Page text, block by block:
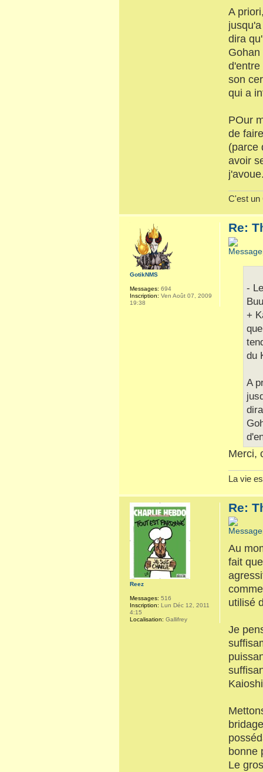
A
dira
d'entre
son
qui a
POur
de
(parce
avoir
C'est un
Re:
-
+
du
A
Merci,
La vie
GotikNMS
Messages: 694
Inscription: Ven Août 07, 2009
19:38
Re:
Au
fait
utilisé
Je
bonne
Le
Reez
Messages: 516
Inscription: Lun Déc 12, 2011
4:15
Localisation: Gallifrey